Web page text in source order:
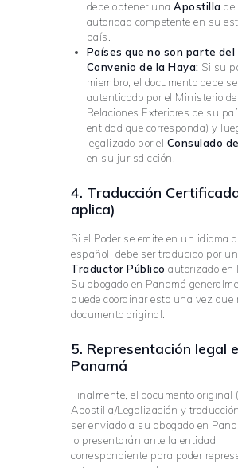
debe obtener una Apostilla de
autoridad competente en su
país.
Países que no son parte del
Convenio de la Haya: Si su
miembro, el documento debe
autenticado por el Ministerio de
Relaciones Exteriores de su
entidad que corresponda) y
legalizado por el Consulado
en su jurisdicción.
4. Traducción
aplica)
Si el Poder se emite en un idioma
español, debe ser traducido por un
Traductor Público autorizado en
Su abogado en Panamá
puede coordinar esto una vez que
documento original.
5. Representación legal
Panamá
Finalmente, el documento original
Apostilla/Legalización y
ser enviado a su abogado en
lo presentarán ante la entidad
correspondiente para poder